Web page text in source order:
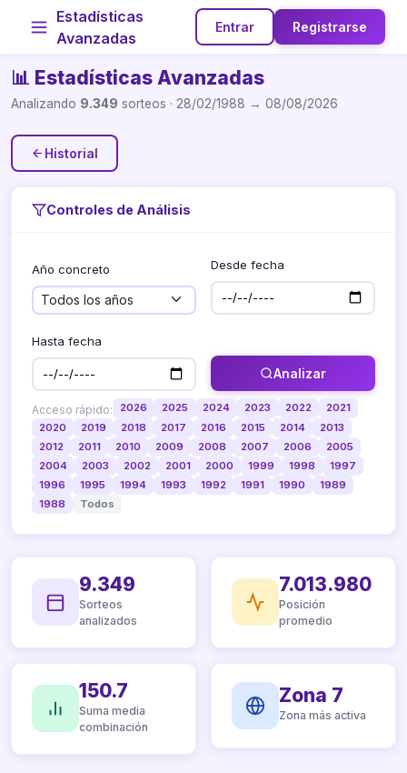
Estadísticas
Avanzadas
Entrar Registrarse
📊 Estadísticas Avanzadas
Analizando 9.349 sorteos · 28/02/1988 → 08/08/2026
Historial
Controles de Análisis
Año concreto Desde fecha
Hasta fecha
Analizar
Acceso rápido: 2026 2025 2024 2023 2022
2021
2020
2019 2018 2017 2016 2015 2014
2013
2012
2011 2010 2009 2008 2007 2006
2005
2004
2003 2002 2001 2000 1999 1998
1997
1996
1995 1994 1993 1992 1991 1990
1989
1988
Todos
9.349
Sorteos
analizados
7.013.980
Posición
promedio
150.7
Suma media
combinación
Zona 7
Zona más activa